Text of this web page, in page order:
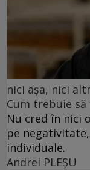
nici așa, nici
Cum trebuie
Nu cred în nici
pe
individuale.
Andrei PLEŞU